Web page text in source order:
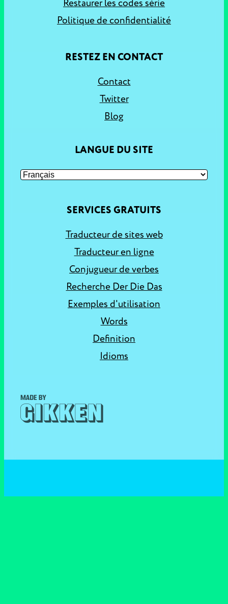
Restaurer les codes série
Politique de confidentialité
RESTEZ EN CONTACT
Contact
Twitter
Blog
LANGUE DU SITE
SERVICES GRATUITS
Traducteur de sites web
Traducteur en ligne
Conjugueur de verbes
Recherche Der Die Das
Exemples d'utilisation
Words
Definition
Idioms